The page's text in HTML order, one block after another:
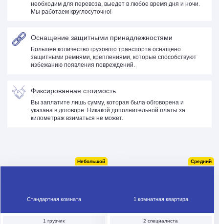
необходим для перевоза, выедет в любое время дня и ночи.
Мы работаем круглосуточно!
Оснащение защитными принадлежностями
Большее количество грузового транспорта оснащено
защитными ремнями, креплениями, которые способствуют
избежанию появления повреждений.
Фиксированная стоимость
Вы заплатите лишь сумму, которая была обговорена и
указана в договоре. Никакой дополнительной платы за
километраж взиматься не может.
Небольшой
Стандартная комната
1 грузчик
Средний
1 комнатная квартира
2 специалиста